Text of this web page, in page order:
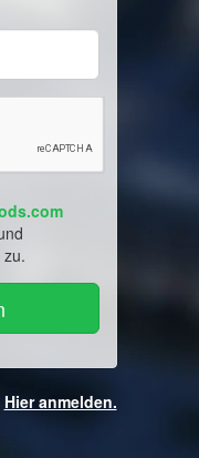
zu.
Hier anmelden.